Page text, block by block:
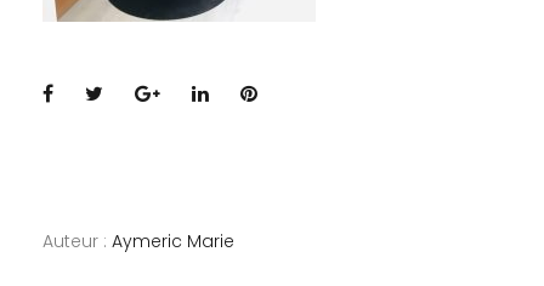
Facebook
TwitterGoogle+
LinkedInPinterest
Auteur : Aymeric Marie